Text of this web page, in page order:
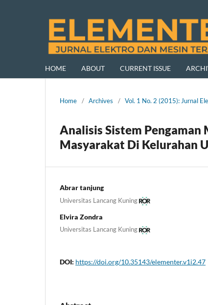
HOME ABOUT CURRENT ISSUE
Home / Archives / Vol. 1 No. 2 (2015): Jurnal
Analisis Sistem Pengaman
Masyarakat Di Kelurahan
Abrar tanjung
Universitas Lancang Kuning
Elvira Zondra
Universitas Lancang Kuning
DOI: https://doi.org/10.35143/elementer.v1i2.47